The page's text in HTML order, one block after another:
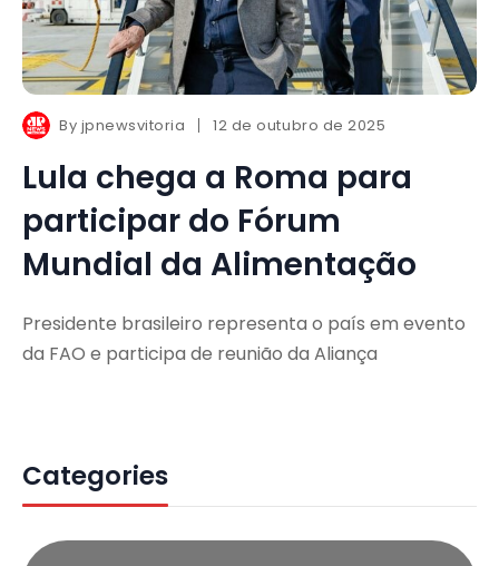
By jpnewsvitoria 12 de outubro de 2025
Lula chega a Roma para
participar do Fórum
Mundial da Alimentação
Presidente brasileiro representa o país em evento
da FAO e participa de reunião da Aliança
Categories